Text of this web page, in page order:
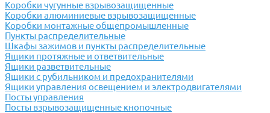
Коробки чугунные взрывозащищенные
Коробки алюминиевые взрывозащищенные
Коробки монтажные общепромышленные
Пункты распределительные
Шкафы зажимов и пункты распределительные
Ящики протяжные и ответвительные
Ящики разветвительные
Ящики с рубильником и предохранителями
Ящики управления освещением и электродвигателями
Посты управления
Посты взрывозащищенные кнопочные